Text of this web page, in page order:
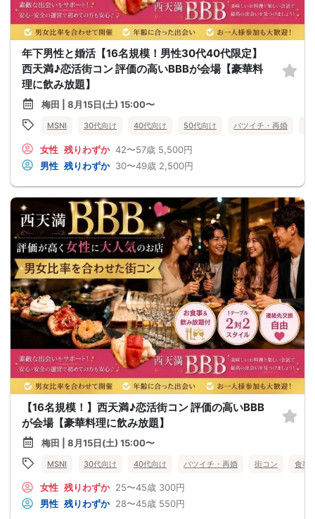
年下男性と婚活【16名規模！男性30代40代限定】
西天満♪恋活街コン 評価の高いBBBが会場【豪華料
理に飲み放題】
梅田 | 8月15日(土) 15:00〜
MSNI 30代向け 40代向け 50代向け バツイチ・再婚
女性 残りわずか 42〜57歳 5,500円
男性 残りわずか 30〜49歳 2,500円
【16名規模！】西天満♪恋活街コン 評価の高いBBB
が会場【豪華料理に飲み放題】
梅田 | 8月15日(土) 15:00〜
MSNI 30代向け 40代向け バツイチ・再婚 街コン 食事
女性 残りわずか 25〜45歳 300円
男性 残りわずか 28〜45歳 550円